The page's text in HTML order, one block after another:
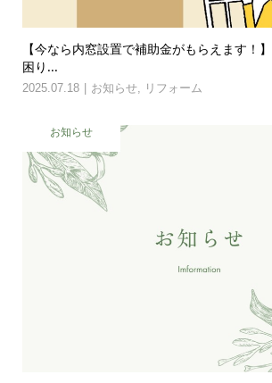
【今なら内窓設置で補助金がもらえます！
困り...
2025.07.18 お知らせ, リフォーム
お知らせ